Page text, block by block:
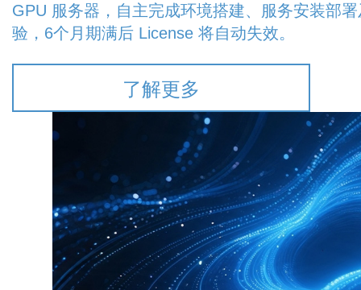
GPU 服务器，自主完成环境搭建、服务安装部
验，6个月期满后 License 将自动失效。
了解更多